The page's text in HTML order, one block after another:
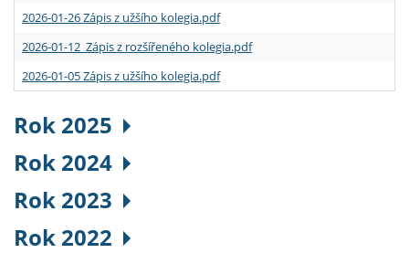
2026-01-26 Zápis z užšího kolegia.pdf
2026-01-12 Zápis z rozšířeného kolegia.pdf
2026-01-05 Zápis z užšího kolegia.pdf
Rok 2025
Rok 2024
Rok 2023
Rok 2022